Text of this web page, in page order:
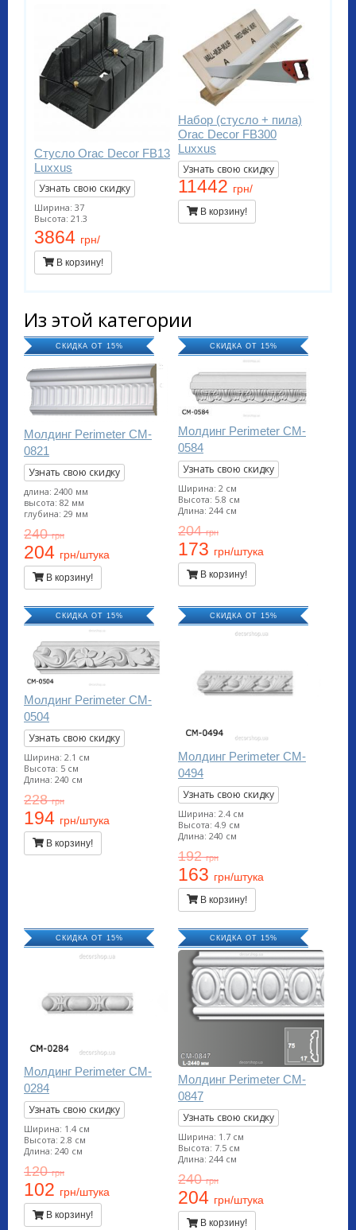
Стусло Orac Decor FB13
Luxxus
Узнать свою скидку
Ширина: 37
Высота: 21.3
3864 грн/
В корзину!
Набор (стусло + пила)
Orac Decor FB300
Luxxus
Узнать свою скидку
11442 грн/
В корзину!
Из этой категории
СКИДКА ОТ 15%
Молдинг Perimeter CM-
0821
Узнать свою скидку
длина: 2400 мм
высота: 82 мм
глубина: 29 мм
240грн
204 грн/штука
В корзину!
СКИДКА ОТ 15%
Молдинг Perimeter CM-
0584
Узнать свою скидку
Ширина: 2 см
Высота: 5.8 см
Длина: 244 см
204грн
173 грн/штука
В корзину!
СКИДКА ОТ 15%
Молдинг Perimeter CM-
0504
Узнать свою скидку
Ширина: 2.1 см
Высота: 5 см
Длина: 240 см
228грн
194 грн/штука
В корзину!
СКИДКА ОТ 15%
Молдинг Perimeter CM-
0494
Узнать свою скидку
Ширина: 2.4 см
Высота: 4.9 см
Длина: 240 см
192грн
163 грн/штука
В корзину!
СКИДКА ОТ 15%
Молдинг Perimeter CM-
0284
Узнать свою скидку
Ширина: 1.4 см
Высота: 2.8 см
Длина: 240 см
120грн
102 грн/штука
В корзину!
СКИДКА ОТ 15%
Молдинг Perimeter CM-
0847
Узнать свою скидку
Ширина: 1.7 см
Высота: 7.5 см
Длина: 244 см
240грн
204 грн/штука
В корзину!